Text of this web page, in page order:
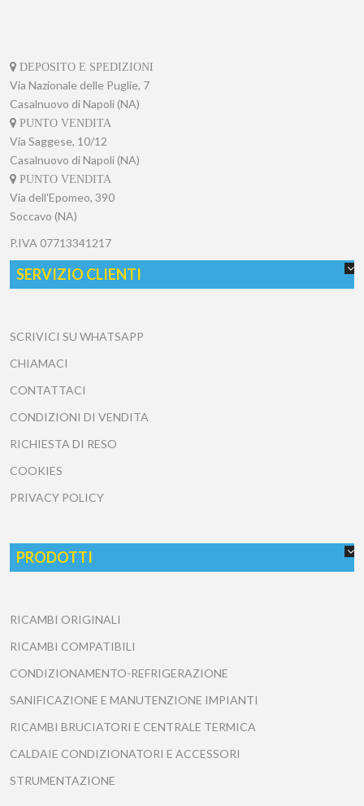
DEPOSITO E SPEDIZIONI
Via Nazionale delle Puglie, 7
Casalnuovo di Napoli (NA)
PUNTO VENDITA
Via Saggese, 10/12
Casalnuovo di Napoli (NA)
PUNTO VENDITA
Via dell'Epomeo, 390
Soccavo (NA)
P.IVA 07713341217
SERVIZIO CLIENTI
SCRIVICI SU WHATSAPP
CHIAMACI
CONTATTACI
CONDIZIONI DI VENDITA
RICHIESTA DI RESO
COOKIES
PRIVACY POLICY
PRODOTTI
RICAMBI ORIGINALI
RICAMBI COMPATIBILI
CONDIZIONAMENTO-REFRIGERAZIONE
SANIFICAZIONE E MANUTENZIONE IMPIANTI
RICAMBI BRUCIATORI E CENTRALE TERMICA
CALDAIE CONDIZIONATORI E ACCESSORI
STRUMENTAZIONE